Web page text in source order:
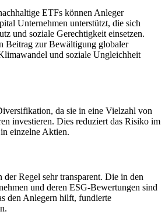
ETFs können Anleger
Unternehmen unterstützt, die sich
und soziale Gerechtigkeit einsetzen.
Beitrag zur Bewältigung globaler
und soziale Ungleichheit
da sie in eine Vielzahl von
investieren. Dies reduziert das Risiko im
einzelne Aktien.
Regel sehr transparent. Die in den
und deren ESG-Bewertungen sind
den Anlegern hilft, fundierte